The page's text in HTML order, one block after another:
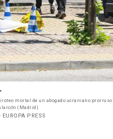
mortal de un abogado ucraniano prorruso
(Madrid)
PRESS